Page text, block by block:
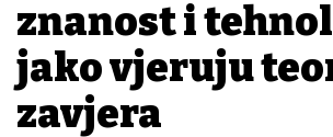
znanost i
jako vjeruju
zavjera